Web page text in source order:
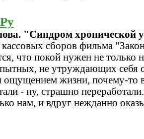
"Синдром хронической
сборов фильма
что покой нужен не
не утруждающих себя
ощущением жизни, почему-то
- ну, страшно
нам, и вдруг нежданно